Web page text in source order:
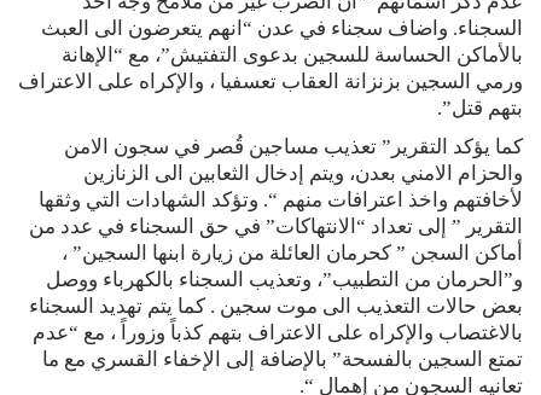
السجناء. واضاف سجناء في عدن “انهم يتعرضون الى العبث
بالأماكن الحساسة للسجين بدعوى التفتيش”، مع “الإهانة
ورمي السجين بزنزانة العقاب تعسفيا ، والإكراه على الاعتراف
بتهم قتل”.
كما يؤكد التقرير” تعذيب مساجين قُصر في سجون الامن
والحزام الامني بعدن، ويتم إدخال الثعابين الى الزنازين
لأخافتهم واخذ اعترافات منهم “. وتؤكد الشهادات التي وثقها
التقرير ” إلى تعداد “الانتهاكات” في حق السجناء في عدد من
أماكن السجن ” كحرمان العائلة من زيارة ابنها السجين” ،
و”الحرمان من التطبيب”، وتعذيب السجناء بالكهرباء ووصل
بعض حالات التعذيب الى موت سجين . كما يتم تهديد السجناء
بالاغتصاب والإكراه على الاعتراف بتهم كذباً وزوراً ، مع “عدم
تمتع السجين بالفسحة” بالإضافة إلى الإخفاء القسري مع ما
تعانيه السجون من إهمال “.